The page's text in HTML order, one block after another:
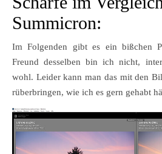
Summicron:
Im Folgenden gibt es ein bißchen
Freund desselben bin ich nicht,
wohl. Leider kann man das mit den
rüberbringen, wie ich es gern gehabt